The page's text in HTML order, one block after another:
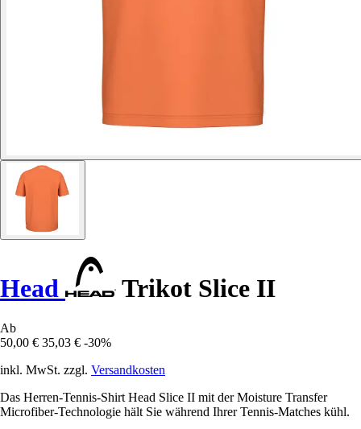
Head Trikot Slice II
Ab
50,00 € 35,03 € -30%
inkl. MwSt. zzgl. Versandkosten
Das Herren-Tennis-Shirt Head Slice II mit der Moisture Transfer
Microfiber-Technologie hält Sie während Ihrer Tennis-Matches kühl.